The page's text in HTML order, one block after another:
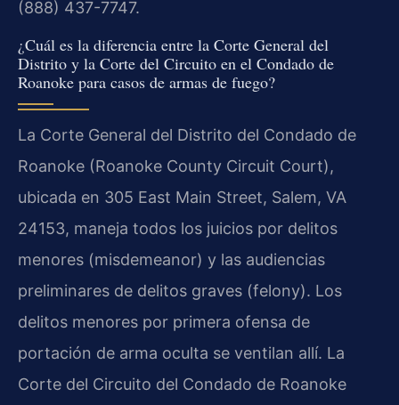
(888) 437-7747.
¿Cuál es la diferencia entre la Corte General del
Distrito y la Corte del Circuito en el Condado de
Roanoke para casos de armas de fuego?
La Corte General del Distrito del Condado de
Roanoke (Roanoke County Circuit Court),
ubicada en 305 East Main Street, Salem, VA
24153, maneja todos los juicios por delitos
menores (misdemeanor) y las audiencias
preliminares de delitos graves (felony). Los
delitos menores por primera ofensa de
portación de arma oculta se ventilan allí. La
Corte del Circuito del Condado de Roanoke